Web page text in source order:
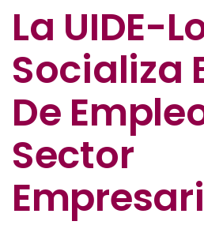
La UIDE-
Socializa
De
Sector